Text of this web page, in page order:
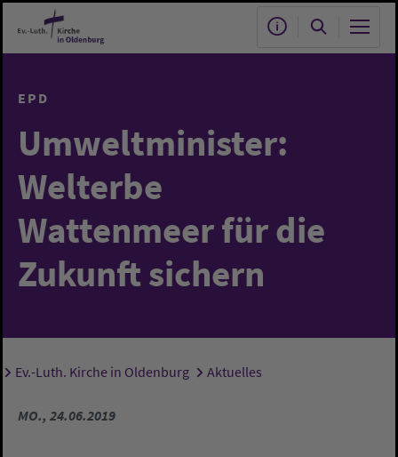
Zum Hauptinhalt springen
EPD
Umweltminister:
Welterbe
Wattenmeer für die
Zukunft sichern
Sie sind hier:
Ev.-Luth. Kirche in Oldenburg Aktuelles
MO., 24.06.2019